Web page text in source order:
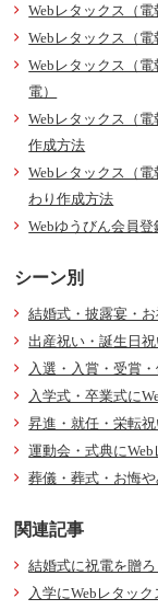
Webレタックス（
Webレタックス（
Webレタックス（
電）
Webレタックス（
作成方法
Webレタックス（
わり作成方法
Webゆうびん会員登
シーン別
結婚式・披露宴・
出産祝い・誕生日
入選・入賞・受賞
入学式・卒業式に
昇進・就任・栄転
運動会・式典に
葬儀・葬式・お悔
関連記事
結婚式に祝電を贈
入学にWebレタッ